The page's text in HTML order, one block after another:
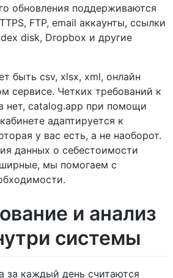
обновления поддерживаются
FTP, email аккаунты, ссылки
disk, Dropbox и другие
быть csv, xlsx, xml, онлайн
сервисе. Четких требований к
нет, catalog.app при помощи
адаптируется к
у вас есть, а не наоборот.
данных о себестоимости
мы помогаем с
и анализ
системы
за каждый день считаются